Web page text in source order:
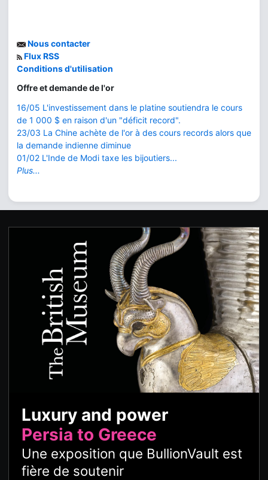
Nous contacter
Flux RSS
Conditions d'utilisation
Offre et demande de l'or
16/05 L'investissement dans le platine soutiendra le cours
de 1 000 $ en raison d'un "déficit record".
23/03 La Chine achète de l'or à des cours records alors que
la demande indienne diminue
01/02 L'Inde de Modi taxe les bijoutiers...
Plus...
Luxury and power
Persia to Greece
Une exposition que BullionVault est
fière de soutenir